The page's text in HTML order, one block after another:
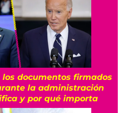
documentos firmados
la administración
y por qué importa